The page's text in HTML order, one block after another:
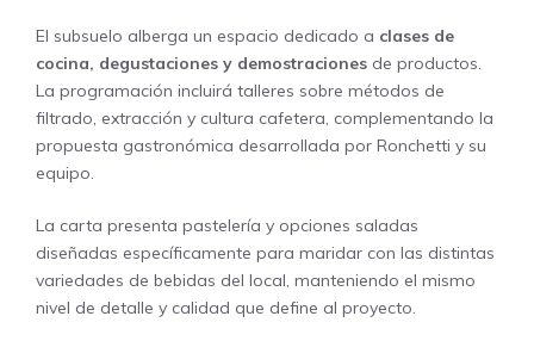
El subsuelo alberga un espacio dedicado a clases de
cocina, degustaciones y demostraciones de productos.
La programación incluirá talleres sobre métodos de
filtrado, extracción y cultura cafetera, complementando la
propuesta gastronómica desarrollada por Ronchetti y su
equipo.
La carta presenta pastelería y opciones saladas
diseñadas específicamente para maridar con las distintas
variedades de bebidas del local, manteniendo el mismo
nivel de detalle y calidad que define al proyecto.